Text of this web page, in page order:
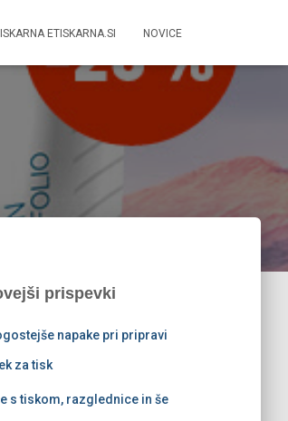
ETISKARNA.SI NOVICE
prispevki
napake pri pripravi
za tisk
s tiskom, razglednice in še